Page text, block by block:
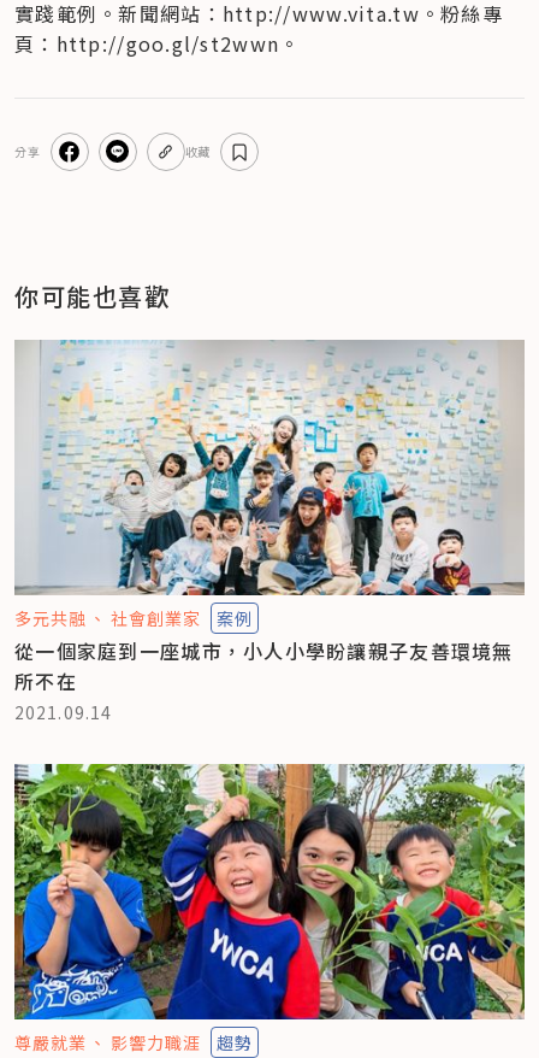
實踐範例。新聞網站：http://www.vita.tw。粉絲專
頁：http://goo.gl/st2wwn。
分享 收藏
你可能也喜歡
多元共融 社會創業家 案例
從一個家庭到一座城市，小人小學盼讓親子友善環境無
所不在
2021.09.14
尊嚴就業 影響力職涯 趨勢